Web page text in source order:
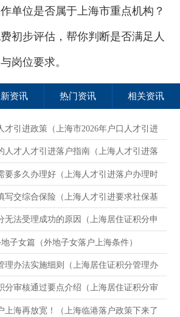
单位是否属于上海市重点机构？
初步评估，帮你判断是否满足人
岗位要求。
资讯 热门资讯 相关资讯
才引进政策（上海市2026年户口人才引进
人才人才引进落户指南（上海人才引进落
要多久办理好（上海人才引进落户办理时
写交综合保险（上海人才引进要求社保基
无法受理成功的原因（上海居住证积分申
）
子女篇（外地子女落户上海条件）
理办法实施细则（上海居住证积分管理办
分审核通过要点介绍（上海居住证积分审
上海再放宽！（上海临港落户政策下来了